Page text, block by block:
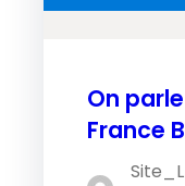
On
France